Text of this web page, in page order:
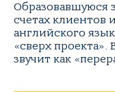
Образовавшуюся
счетах клиентов
английского
«сверх проекта».
звучит как